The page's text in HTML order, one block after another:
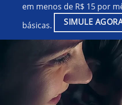
em menos de R$ 15 por
básicas.
SIMULE